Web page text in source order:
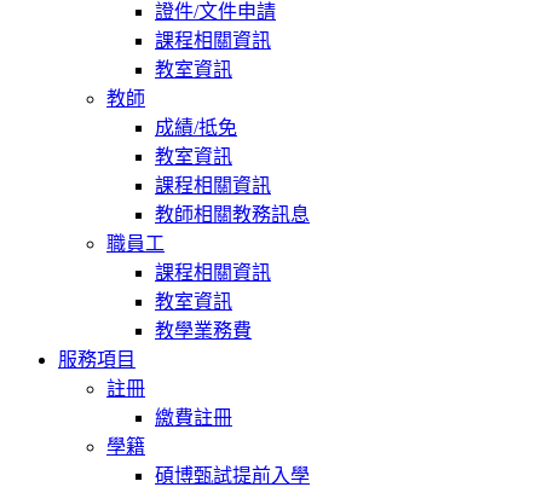
證件/文件申請
課程相關資訊
教室資訊
教師
成績/抵免
教室資訊
課程相關資訊
教師相關教務訊息
職員工
課程相關資訊
教室資訊
教學業務費
服務項目
註冊
繳費註冊
學籍
碩博甄試提前入學